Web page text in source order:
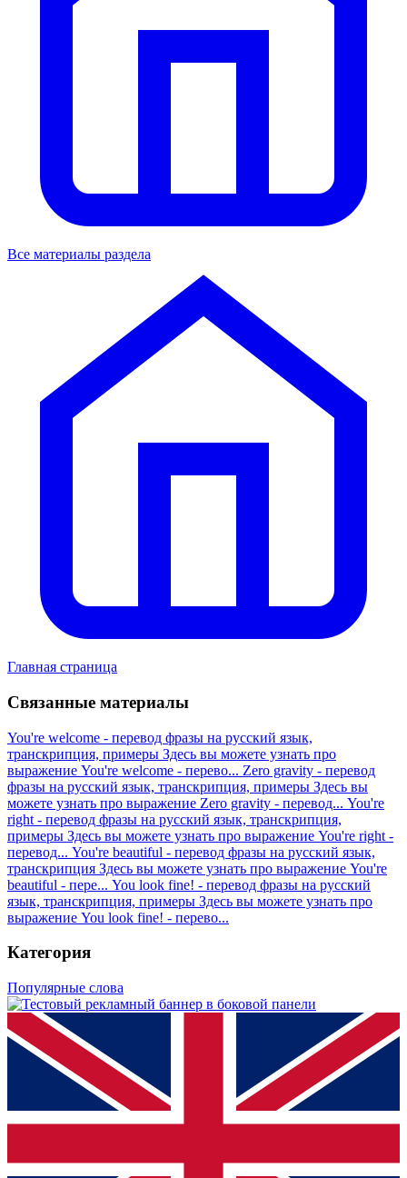
Все материалы раздела
Главная страница
Связанные материалы
You're welcome - перевод фразы на русский язык,
транскрипция, примеры Здесь вы можете узнать про
выражение You're welcome - перево... Zero gravity - перевод
фразы на русский язык, транскрипция, примеры Здесь вы
можете узнать про выражение Zero gravity - перевод... You're
right - перевод фразы на русский язык, транскрипция,
примеры Здесь вы можете узнать про выражение You're right -
перевод... You're beautiful - перевод фразы на русский язык,
транскрипция Здесь вы можете узнать про выражение You're
beautiful - пере... You look fine! - перевод фразы на русский
язык, транскрипция, примеры Здесь вы можете узнать про
выражение You look fine! - перево...
Категория
Популярные слова